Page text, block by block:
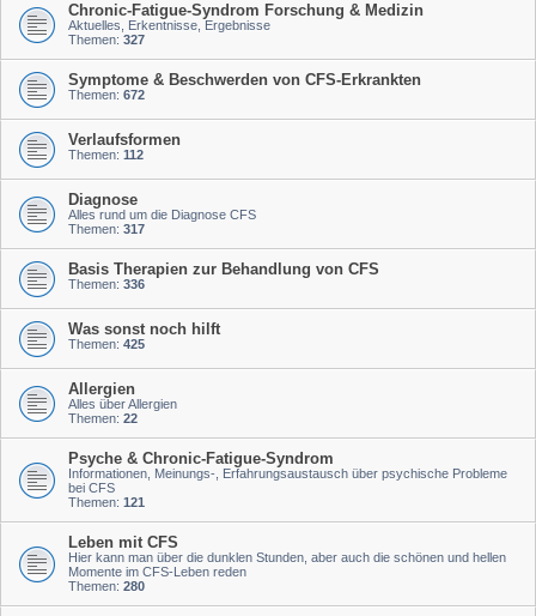
Chronic-Fatigue-Syndrom Forschung & Medizin
Aktuelles, Erkentnisse, Ergebnisse
Themen: 327
Symptome & Beschwerden von CFS-Erkrankten
Themen: 672
Verlaufsformen
Themen: 112
Diagnose
Alles rund um die Diagnose CFS
Themen: 317
Basis Therapien zur Behandlung von CFS
Themen: 336
Was sonst noch hilft
Themen: 425
Allergien
Alles über Allergien
Themen: 22
Psyche & Chronic-Fatigue-Syndrom
Informationen, Meinungs-, Erfahrungsaustausch über psychische Probleme
bei CFS
Themen: 121
Leben mit CFS
Hier kann man über die dunklen Stunden, aber auch die schönen und hellen
Momente im CFS-Leben reden
Themen: 280